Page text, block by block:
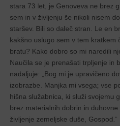
stara 73 let, je Genoveva ne brez
sem in v življenju še nikoli nisem
staršev. Bili so daleč stran. Le en
kakšno uslugo sem v tem kratkem
bratu? Kako dobro so mi naredili
Naučila se je prenašati trpljenje in
nadaljuje: „Bog mi je upravičeno
izobrazbe. Manjka mi vsega; vse
hišna služabnica, ki služi svojemu
brez materialnih dobrin in
življenje zemeljske duše, Gospod.“